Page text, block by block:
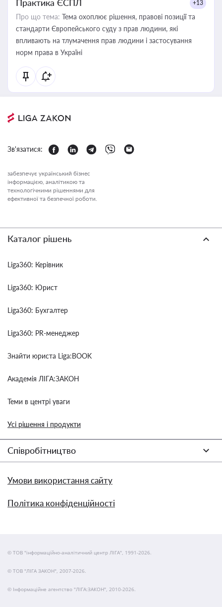
Практика ЄСПЛ +13
Про що тема: Тема охоплює рішення, правові позиції та
стандарти Європейського суду з прав людини, які
впливають на тлумачення прав людини і застосування
норм права в Україні
Зв'язатися:
забезпечує український бізнес
інформацією, аналітикою та
технологічними рішеннями для
ефективної та безпечної роботи.
Каталог рішень
Liga360: Керівник
Liga360: Юрист
Liga360: Бухгалтер
Liga360: PR-менеджер
Знайти юриста Liga:BOOK
Академія ЛІГА:ЗАКОН
Теми в центрі уваги
Усі рішення і продукти
Співробітництво
Умови використання сайту
Політика конфіденційності
© ТОВ "інформаційно-аналітичний центр ЛІГА", 1991-2026.
© ТОВ "ЛІГА ЗАКОН", 2007-2026.
© Інформаційне агентство "ЛІГА:ЗАКОН", 2010-2026.